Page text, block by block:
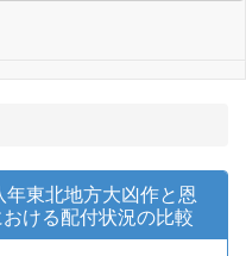
年東北地方大凶作と恩
ける配付状況の比較